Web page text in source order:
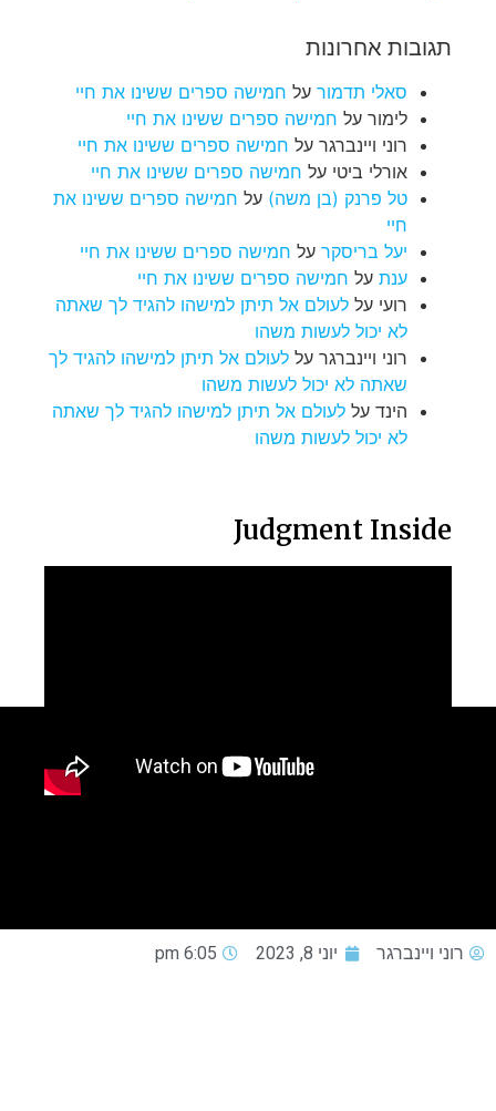
תגובות אחרונות
סאלי תדמור על חמישה ספרים ששינו את חיי
לימור על חמישה ספרים ששינו את חיי
רוני ויינברגר על חמישה ספרים ששינו את חיי
אורלי ביטי על חמישה ספרים ששינו את חיי
טל פרנק (בן משה) על חמישה ספרים ששינו את
חיי
יעל בריסקר על חמישה ספרים ששינו את חיי
ענת על חמישה ספרים ששינו את חיי
רועי על לעולם אל תיתן למישהו להגיד לך שאתה
לא יכול לעשות משהו
רוני ויינברגר על לעולם אל תיתן למישהו להגיד לך
שאתה לא יכול לעשות משהו
הינד על לעולם אל תיתן למישהו להגיד לך שאתה
לא יכול לעשות משהו
Judgment Inside
רוני ויינברגר יוני 8, 2023 6:05 pm